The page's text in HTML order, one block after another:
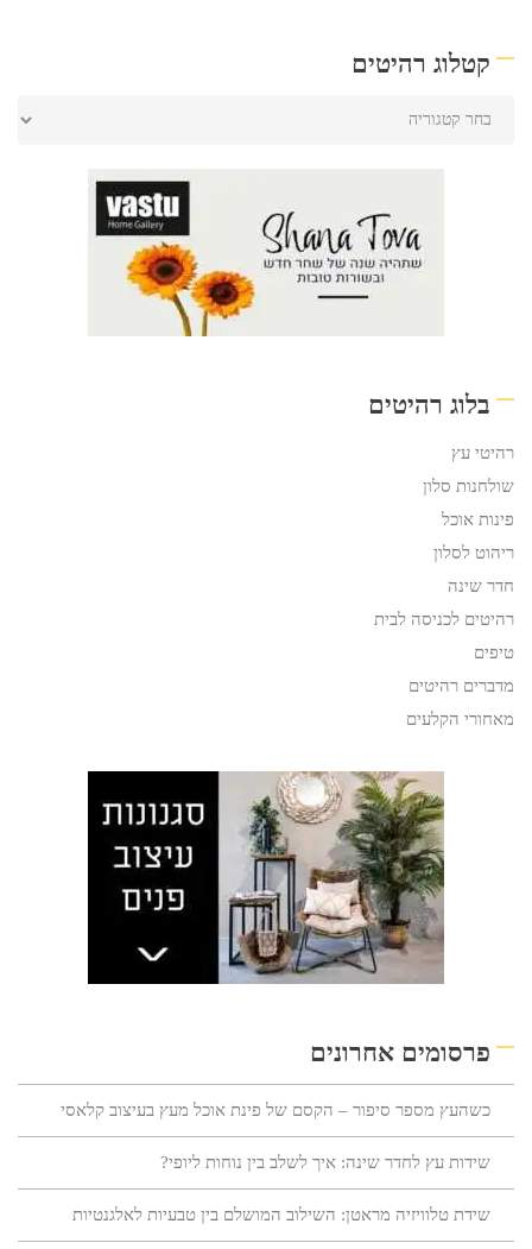
קטלוג רהיטים
בלוג רהיטים
רהיטי עץ
שולחנות סלון
פינות אוכל
ריהוט לסלון
חדר שינה
רהיטים לכניסה לבית
טיפים
מדברים רהיטים
מאחורי הקלעים
פרסומים אחרונים
כשהעץ מספר סיפור – הקסם של פינת אוכל מעץ בעיצוב קלאסי
שידות עץ לחדר שינה: איך לשלב בין נוחות ליופי?
שידת טלוויזיה מראטן: השילוב המושלם בין טבעיות לאלגנטיות